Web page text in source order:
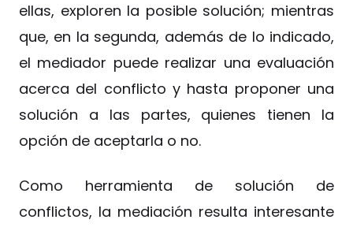
ellas, exploren la posible solución; mientras
que, en la segunda, además de lo indicado,
el mediador puede realizar una evaluación
acerca del conflicto y hasta proponer una
solución a las partes, quienes tienen la
opción de aceptarla o no.
Como herramienta de solución de
conflictos, la mediación resulta interesante